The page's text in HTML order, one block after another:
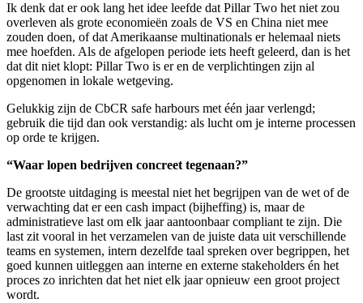
Ik denk dat er ook lang het idee leefde dat Pillar Two het niet zou
overleven als grote economieën zoals de VS en China niet mee
zouden doen, of dat Amerikaanse multinationals er helemaal niets
mee hoefden. Als de afgelopen periode iets heeft geleerd, dan is het
dat dit niet klopt: Pillar Two is er en de verplichtingen zijn al
opgenomen in lokale wetgeving.
Gelukkig zijn de CbCR safe harbours met één jaar verlengd;
gebruik die tijd dan ook verstandig: als lucht om je interne processen
op orde te krijgen.
“Waar lopen bedrijven concreet tegenaan?”
De grootste uitdaging is meestal niet het begrijpen van de wet of de
verwachting dat er een cash impact (bijheffing) is, maar de
administratieve last om elk jaar aantoonbaar compliant te zijn. Die
last zit vooral in het verzamelen van de juiste data uit verschillende
teams en systemen, intern dezelfde taal spreken over begrippen, het
goed kunnen uitleggen aan interne en externe stakeholders én het
proces zo inrichten dat het niet elk jaar opnieuw een groot project
wordt.